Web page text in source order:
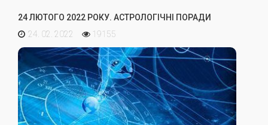
24 ЛЮТОГО 2022 РОКУ. АСТРОЛОГІЧНІ ПОРАДИ
24. 02. 2022
19155